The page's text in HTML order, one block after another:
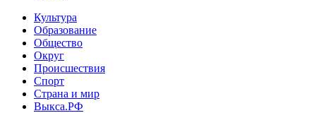
Культура
Образование
Общество
Округ
Происшествия
Спорт
Страна и мир
Выкса.РФ